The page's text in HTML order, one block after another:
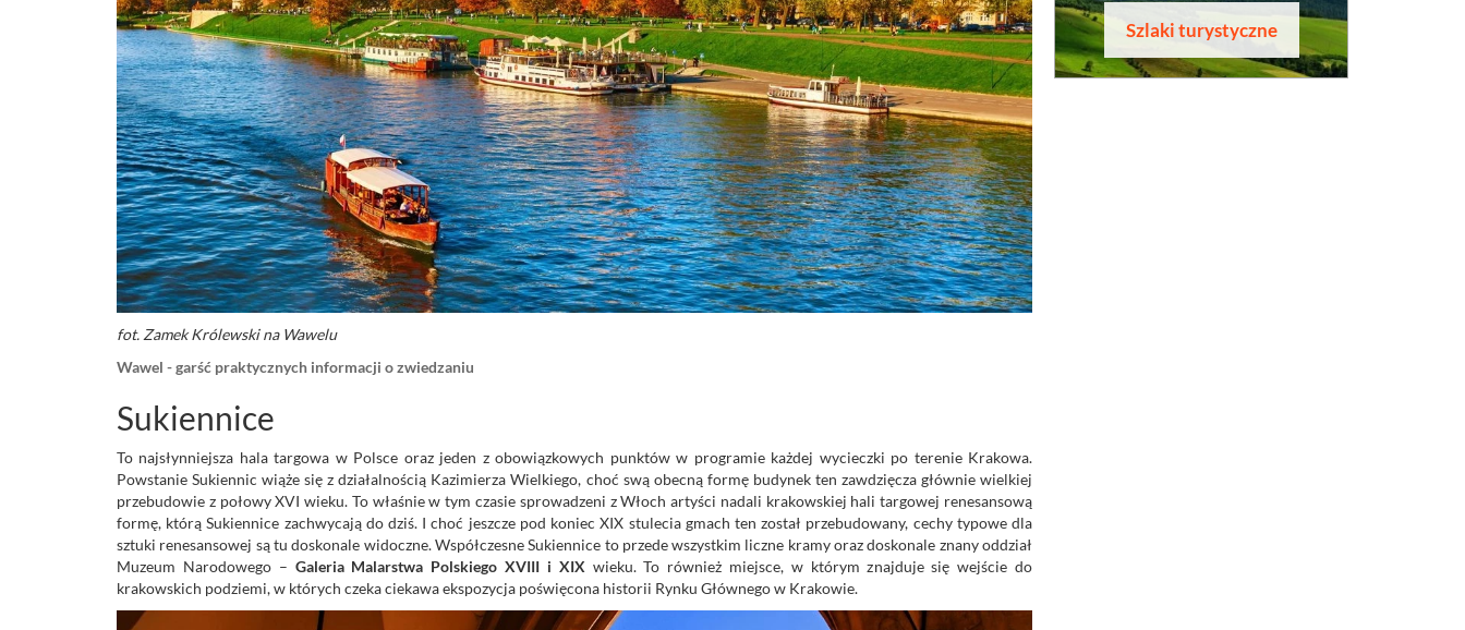
fot. Zamek Królewski na Wawelu
Wawel - garść praktycznych informacji o zwiedzaniu
Sukiennice
To najsłynniejsza hala targowa w Polsce oraz jeden z obowiązkowych punktów w programie każdej wycieczki po terenie Krakowa.
Powstanie Sukiennic wiąże się z działalnością Kazimierza Wielkiego, choć swą obecną formę budynek ten zawdzięcza głównie wielkiej
przebudowie z połowy XVI wieku. To właśnie w tym czasie sprowadzeni z Włoch artyści nadali krakowskiej hali targowej renesansową
formę, którą Sukiennice zachwycają do dziś. I choć jeszcze pod koniec XIX stulecia gmach ten został przebudowany, cechy typowe dla
sztuki renesansowej są tu doskonale widoczne. Współczesne Sukiennice to przede wszystkim liczne kramy oraz doskonale znany oddział
Muzeum Narodowego – Galeria Malarstwa Polskiego XVIII i XIX wieku. To również miejsce, w którym znajduje się wejście do
krakowskich podziemi, w których czeka ciekawa ekspozycja poświęcona historii Rynku Głównego w Krakowie.
Szlaki turystyczne